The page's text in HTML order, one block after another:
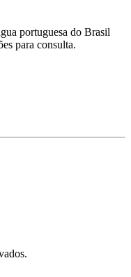
portuguesa do Brasil
para consulta.